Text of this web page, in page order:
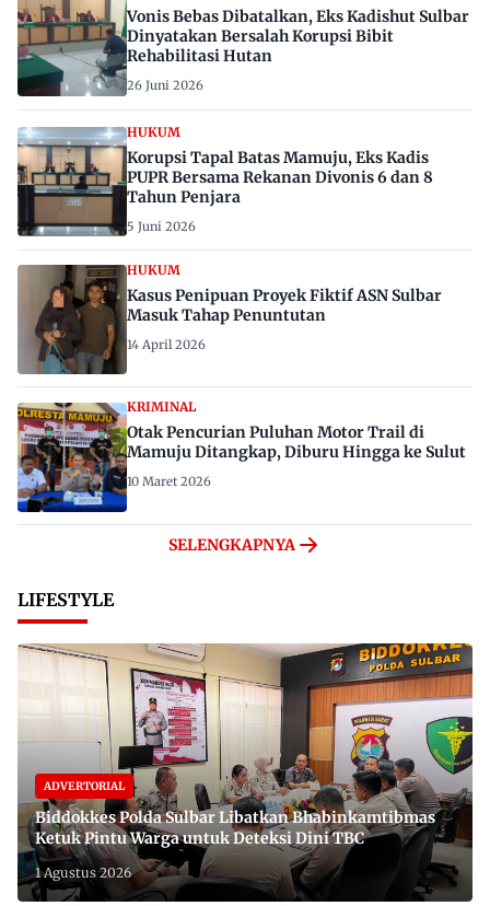
Vonis Bebas Dibatalkan, Eks Kadishut Sulbar
Dinyatakan Bersalah Korupsi Bibit
Rehabilitasi Hutan
26 Juni 2026
HUKUM
Korupsi Tapal Batas Mamuju, Eks Kadis
PUPR Bersama Rekanan Divonis 6 dan 8
Tahun Penjara
5 Juni 2026
HUKUM
Kasus Penipuan Proyek Fiktif ASN Sulbar
Masuk Tahap Penuntutan
14 April 2026
KRIMINAL
Otak Pencurian Puluhan Motor Trail di
Mamuju Ditangkap, Diburu Hingga ke Sulut
10 Maret 2026
SELENGKAPNYA
LIFESTYLE
ADVERTORIAL
Biddokkes Polda Sulbar Libatkan Bhabinkamtibmas
Ketuk Pintu Warga untuk Deteksi Dini TBC
1 Agustus 2026